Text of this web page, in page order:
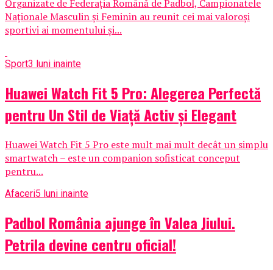
Organizate de Federația Română de Padbol, Campionatele
Naționale Masculin și Feminin au reunit cei mai valoroși
sportivi ai momentului și...
Sport3 luni inainte
Huawei Watch Fit 5 Pro: Alegerea Perfectă
pentru Un Stil de Viață Activ și Elegant
Huawei Watch Fit 5 Pro este mult mai mult decât un simplu
smartwatch – este un companion sofisticat conceput
pentru...
Afaceri5 luni inainte
Padbol România ajunge în Valea Jiului.
Petrila devine centru oficial!